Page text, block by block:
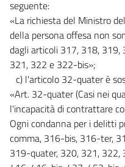
seguente:
«La richiesta del Ministro
della persona offesa non
dagli articoli 317, 318,
321, 322 e 322-bis»;
c) l'articolo 32-quater è
«Art. 32-quater (Casi nei
l'incapacità di contrattare
Ogni condanna per i delitti
comma, 316-bis, 316-ter,
319-quater, 320, 321,